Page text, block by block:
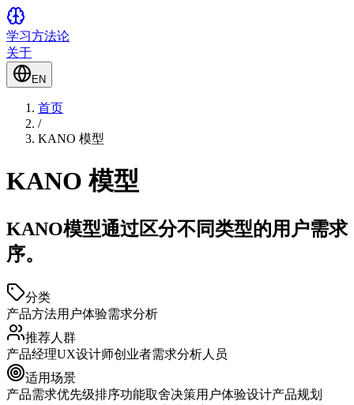
学习方法论
关于
EN
首页
/
KANO 模型
KANO 模型
KANO模型通过区分不同类型的用户需
序。
分类
产品方法用户体验需求分析
推荐人群
产品经理UX设计师创业者需求分析人员
适用场景
产品需求优先级排序功能取舍决策用户体验设计产品规划